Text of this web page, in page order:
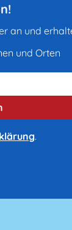
an und
und Orten
.